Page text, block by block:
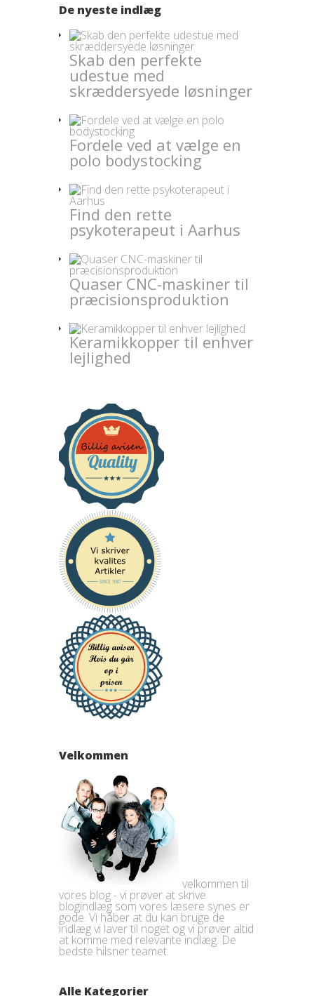
De nyeste indlæg
Skab den perfekte
udestue med
skræddersyede løsninger
Fordele ved at vælge en
polo bodystocking
Find den rette
psykoterapeut i Aarhus
Quaser CNC-maskiner til
præcisionsproduktion
Keramikkopper til enhver
lejlighed
Velkommen
velkommen til
vores blog - vi prøver at skrive
blogindlæg som vores læsere synes er
gode. Vi håber at du kan bruge de
indlæg vi laver til noget og vi prøver altid
at komme med relevante indlæg. De
bedste hilsner teamet.
Alle Kategorier